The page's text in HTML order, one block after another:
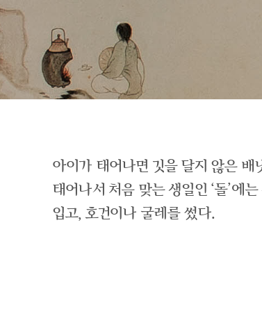
아이가 태어나면 깃을 달지 않은 배
태어나서 처음 맞는 생일인 ‘돌’에
입고, 호건이나 굴레를 썼다.